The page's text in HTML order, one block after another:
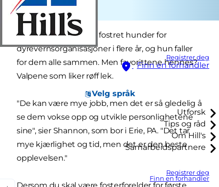
Registrer deg
Finn en forhandler
Velg språk
Utforsk
Tips og råd
Om Hill's
Samarbeidspartnere
Registrer deg
Finn en forhandler
Barbara Shannon har fostret hunder for
dyrevernsorganisasjoner i flere år, og hun faller
for dem alle sammen. Men favorittene hennes?
Valpene som liker røff lek.
"De kan være mye jobb, men det er så gledelig å
se dem vokse opp og utvikle personlighetene
sine", sier Shannon, som bor i Erie, PA. "Det tar
mye kjærlighet og tid, men det er den beste
opplevelsen."